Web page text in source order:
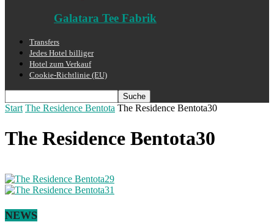
Galatara Tee Fabrik
Transfers
Jedes Hotel billiger
Hotel zum Verkauf
Cookie-Richtlinie (EU)
Start The Residence Bentota The Residence Bentota30
The Residence Bentota30
NEWS